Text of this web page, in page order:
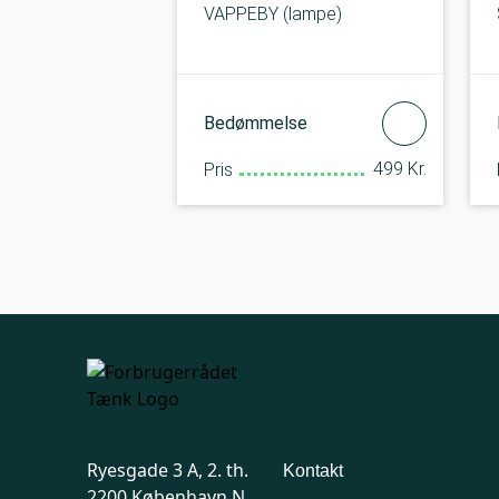
VAPPEBY (lampe)
Bedømmelse
Pris 499 Kr.
Ryesgade 3 A, 2. th.
Kontakt